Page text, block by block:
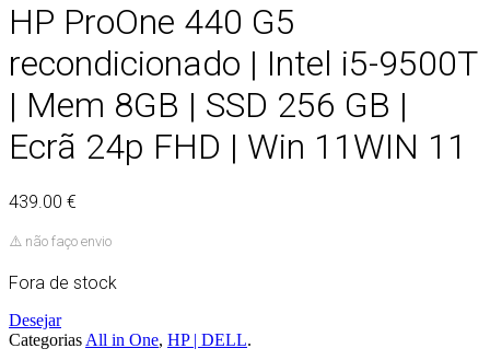
HP ProOne 440 G5
recondicionado | Intel i5-9500T
| Mem 8GB | SSD 256 GB |
Ecrã 24p FHD | Win 11WIN 11
439.00 €
⚠️ não faço envio
Fora de stock
Desejar
Categorias All in One, HP | DELL.